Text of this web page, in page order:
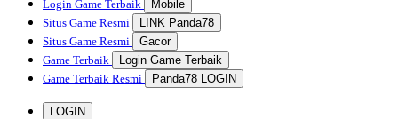
Login Game Terbaik
Mobile
Situs Game Resmi
LINK Panda78
Situs Game Resmi
Gacor
Game Terbaik
Login Game Terbaik
Game Terbaik Resmi
Panda78 LOGIN
LOGIN